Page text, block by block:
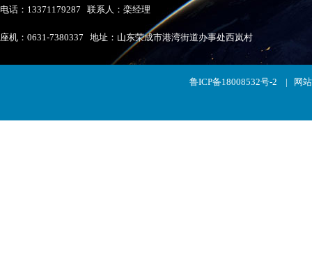
电话：13371179287 联系人：栾经理
座机：0631-7380337 地址：山东荣成市港湾街道办事处西岚村
鲁ICP备18008532号-2 | 网